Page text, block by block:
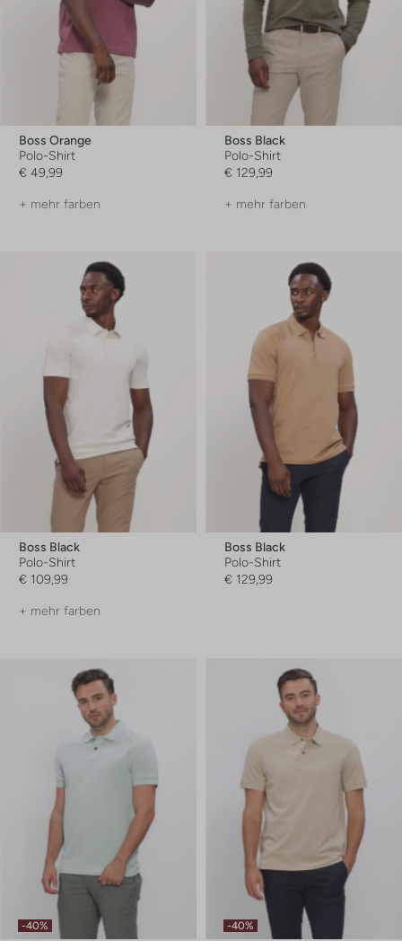
Boss Orange
Polo-Shirt
€ 49,99
+ mehr farben
Boss Black
Polo-Shirt
€ 129,99
+ mehr farben
Boss Black
Polo-Shirt
€ 109,99
+ mehr farben
Boss Black
Polo-Shirt
€ 129,99
-40% -40%